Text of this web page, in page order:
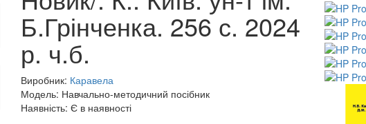
Б.Грінченка. 256 с. 2024
р. ч.б.
Виробник: Каравела
Модель: Навчально-методичний посібник
Наявність: Є в наявності